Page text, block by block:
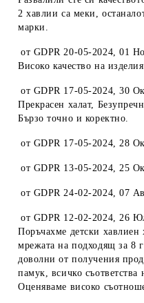
2 хавлии са меки,
марки.
от GDPR 20-05-2024,01
Високо качество на
от GDPR 17-05-2024,30
Прекрасен халат,
Бързо точно и коректно.
от GDPR 17-05-2024,28
от GDPR 13-05-2024,25
от GDPR 24-02-2024,07
от GDPR 12-02-2024,26
Поръчахме детски хавлиен
мрежата на подходящ за 8
доволни от получения
памук, всичко съответства
Оценяваме високо